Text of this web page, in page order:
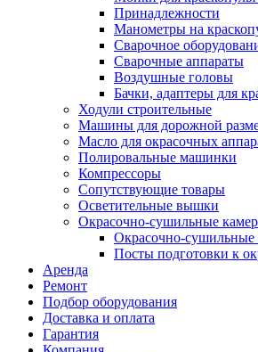
Принадлежности
Манометры на
Сварочное
Сварочные аппараты
Воздушные головы
Бачки, адаптеры для
Ходули строительные
Машины для дорожной
Масло для окрасочных
Полировальные машинки
Компрессоры
Сопутствующие товары
Осветительные вышки
Окрасочно-сушильные
Окрасочно-сушильные
Посты подготовки к
Аренда
Ремонт
Подбор оборудования
Доставка и оплата
Гарантия